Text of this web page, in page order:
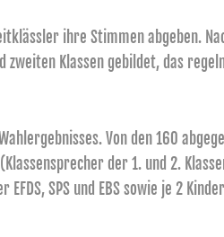
ihre Stimmen abgeben.
Klassen gebildet, das
Von den 160
der 1. und 2.
SPS und EBS sowie je 2